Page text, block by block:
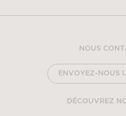
NOUS
ENVOYEZ-NOUS
DÉCOUVREZ